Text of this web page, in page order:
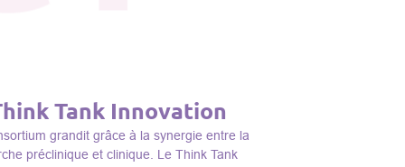
Tank Innovation
grandit grâce à la synergie entre la
préclinique et clinique. Le Think Tank